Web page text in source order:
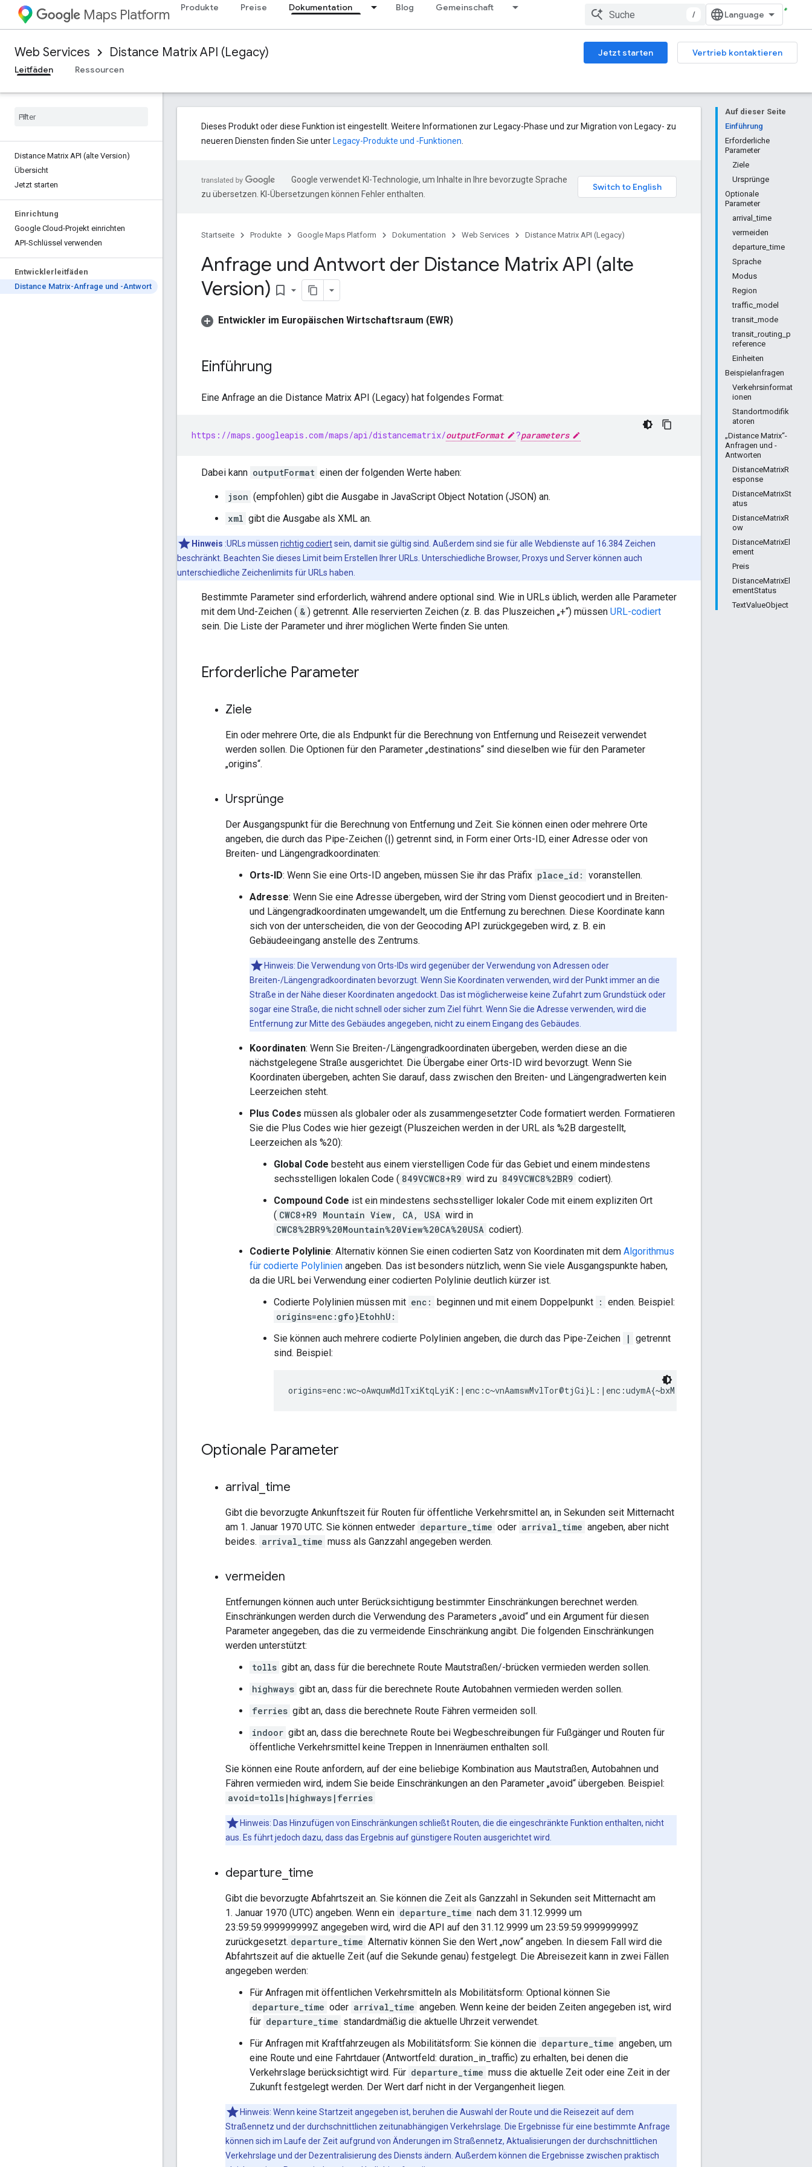
Maps Platform Produkte Preise Dokumentation Blog Gemeinschaft
/
Web Services Distance Matrix API (Legacy) Jetzt starten
Vertrieb kontaktieren
Leitfäden
Ressourcen
Distance Matrix API (alte Version)
Übersicht
Jetzt starten
Einrichtung
Google Cloud-Projekt einrichten
API-Schlüssel verwenden
Entwicklerleitfäden
Distance Matrix-Anfrage und -Antwort
Auf dieser Seite
Einführung
Erforderliche
Parameter
Ziele
Ursprünge
Optionale
Parameter
arrival_time
vermeiden
departure_time
Sprache
Modus
Region
traffic_model
transit_mode
transit_routing_p
reference
Einheiten
Beispielanfragen
Verkehrsinformat
ionen
Standortmodifik
atoren
„Distance Matrix“-
Anfragen und -
Antworten
DistanceMatrixR
esponse
DistanceMatrixSt
atus
DistanceMatrixR
ow
DistanceMatrixEl
ement
Preis
DistanceMatrixEl
ementStatus
TextValueObject
Dieses Produkt oder diese Funktion ist eingestellt. Weitere Informationen zur Legacy-Phase und zur Migration von Legacy- zu
neueren Diensten finden Sie unter Legacy-Produkte und ‑Funktionen
Google verwendet KI-Technologie, um Inhalte in Ihre bevorzugte Sprache
zu übersetzen. KI-Übersetzungen können Fehler enthalten.
Startseite Produkte Google Maps Platform Dokumentation Web Services Distance Matrix API (Legacy)
Anfrage und Antwort der Distance Matrix API (alte
Version) bookmark_border
Entwickler im Europäischen Wirtschaftsraum (EWR)
Einführung
Eine Anfrage an die Distance Matrix API (Legacy) hat folgendes Format:
https://maps.googleapis.com/maps/api/distancematrix/outputFormat ?parameters
Dabei kann outputFormat einen der folgenden Werte haben:
json (empfohlen) gibt die Ausgabe in JavaScript Object Notation (JSON) an.
xml gibt die Ausgabe als XML an.
Hinweis :URLs müssen richtig codiertsein, damit sie gültig sind. Außerdem sind sie für alle Webdienste auf 16.384 Zeichen
beschränkt. Beachten Sie dieses Limit beim Erstellen Ihrer URLs. Unterschiedliche Browser, Proxys und Server können auch
unterschiedliche Zeichenlimits für URLs haben.
Bestimmte Parameter sind erforderlich, während andere optional sind. Wie in URLs üblich, werden alle Parameter
mit dem Und-Zeichen ( & ) getrennt. Alle reservierten Zeichen (z. B. das Pluszeichen „+“) müssen URL-codiert
sein. Die Liste der Parameter und ihrer möglichen Werte finden Sie unten.
Erforderliche Parameter
Ziele
Ein oder mehrere Orte, die als Endpunkt für die Berechnung von Entfernung und Reisezeit verwendet
werden sollen. Die Optionen für den Parameter „destinations“ sind dieselben wie für den Parameter
„origins“.
Ursprünge
Der Ausgangspunkt für die Berechnung von Entfernung und Zeit. Sie können einen oder mehrere Orte
angeben, die durch das Pipe-Zeichen (|) getrennt sind, in Form einer Orts-ID, einer Adresse oder von
Breiten- und Längengradkoordinaten:
Orts-ID: Wenn Sie eine Orts-ID angeben, müssen Sie ihr das Präfix place_id: voranstellen.
Adresse: Wenn Sie eine Adresse übergeben, wird der String vom Dienst geocodiert und in Breiten-
und Längengradkoordinaten umgewandelt, um die Entfernung zu berechnen. Diese Koordinate kann
sich von der unterscheiden, die von der Geocoding API zurückgegeben wird, z. B. ein
Gebäudeeingang anstelle des Zentrums.
Hinweis: Die Verwendung von Orts-IDs wird gegenüber der Verwendung von Adressen oder
Breiten-/Längengradkoordinaten bevorzugt. Wenn Sie Koordinaten verwenden, wird der Punkt immer an die
Straße in der Nähe dieser Koordinaten angedockt. Das ist möglicherweise keine Zufahrt zum Grundstück oder
sogar eine Straße, die nicht schnell oder sicher zum Ziel führt. Wenn Sie die Adresse verwenden, wird die
Entfernung zur Mitte des Gebäudes angegeben, nicht zu einem Eingang des Gebäudes.
Koordinaten: Wenn Sie Breiten-/Längengradkoordinaten übergeben, werden diese an die
nächstgelegene Straße ausgerichtet. Die Übergabe einer Orts-ID wird bevorzugt. Wenn Sie
Koordinaten übergeben, achten Sie darauf, dass zwischen den Breiten- und Längengradwerten kein
Leerzeichen steht.
Plus Codes müssen als globaler oder als zusammengesetzter Code formatiert werden. Formatieren
Sie die Plus Codes wie hier gezeigt (Pluszeichen werden in der URL als %2B dargestellt,
Leerzeichen als %20):
Global Code besteht aus einem vierstelligen Code für das Gebiet und einem mindestens
sechsstelligen lokalen Code ( 849VCWC8+R9 wird zu 849VCWC8%2BR9 codiert).
Compound Code ist ein mindestens sechsstelliger lokaler Code mit einem expliziten Ort
( CWC8+R9 Mountain View, CA, USA wird in
CWC8%2BR9%20Mountain%20View%20CA%20USA codiert).
Codierte Polylinie: Alternativ können Sie einen codierten Satz von Koordinaten mit dem Algorithmus
für codierte Polylinien angeben. Das ist besonders nützlich, wenn Sie viele Ausgangspunkte haben,
da die URL bei Verwendung einer codierten Polylinie deutlich kürzer ist.
Codierte Polylinien müssen mit enc: beginnen und mit einem Doppelpunkt : enden. Beispiel:
origins=enc:gfo}EtohhU:
Sie können auch mehrere codierte Polylinien angeben, die durch das Pipe-Zeichen
| getrennt
sind. Beispiel:
Optionale Parameter
arrival time
Gibt die bevorzugte Ankunftszeit für Routen für öffentliche Verkehrsmittel an, in Sekunden seit Mitternacht
am 1. Januar 1970 UTC. Sie können entweder departure_time oder arrival_time angeben, aber nicht
beides. arrival_time muss als Ganzzahl angegeben werden.
vermeiden
Entfernungen können auch unter Berücksichtigung bestimmter Einschränkungen berechnet werden.
Einschränkungen werden durch die Verwendung des Parameters „avoid“ und ein Argument für diesen
Parameter angegeben, das die zu vermeidende Einschränkung angibt. Die folgenden Einschränkungen
werden unterstützt:
tolls gibt an, dass für die berechnete Route Mautstraßen/-brücken vermieden werden sollen.
highways gibt an, dass für die berechnete Route Autobahnen vermieden werden sollen.
ferries gibt an, dass die berechnete Route Fähren vermeiden soll.
indoor gibt an, dass die berechnete Route bei Wegbeschreibungen für Fußgänger und Routen für
öffentliche Verkehrsmittel keine Treppen in Innenräumen enthalten soll.
Sie können eine Route anfordern, auf der eine beliebige Kombination aus Mautstraßen, Autobahnen und
Fähren vermieden wird, indem Sie beide Einschränkungen an den Parameter „avoid“ übergeben. Beispiel:
avoid=tolls|highways|ferries
Hinweis: Das Hinzufügen von Einschränkungen schließt Routen, die die eingeschränkte Funktion enthalten, nicht
aus. Es führt jedoch dazu, dass das Ergebnis auf günstigere Routen ausgerichtet wird.
departure time
Gibt die bevorzugte Abfahrtszeit an. Sie können die Zeit als Ganzzahl in Sekunden seit Mitternacht am
1. Januar 1970 (UTC) angeben. Wenn ein departure_time nach dem 31.12.9999 um
23:59:59.999999999Z angegeben wird, wird die API auf den 31.12.9999 um 23:59:59.999999999Z
zurückgesetzt. departure_time Alternativ können Sie den Wert „now“ angeben. In diesem Fall wird die
Abfahrtszeit auf die aktuelle Zeit (auf die Sekunde genau) festgelegt. Die Abreisezeit kann in zwei Fällen
angegeben werden:
Für Anfragen mit öffentlichen Verkehrsmitteln als Mobilitätsform: Optional können Sie
departure_time oder arrival_time angeben. Wenn keine der beiden Zeiten angegeben ist, wird
für departure_time standardmäßig die aktuelle Uhrzeit verwendet.
Für Anfragen mit Kraftfahrzeugen als Mobilitätsform: Sie können die departure_time angeben, um
eine Route und eine Fahrtdauer (Antwortfeld: duration_in_traffic) zu erhalten, bei denen die
Verkehrslage berücksichtigt wird. Für departure_time muss die aktuelle Zeit oder eine Zeit in der
Zukunft festgelegt werden. Der Wert darf nicht in der Vergangenheit liegen.
Hinweis: Wenn keine Startzeit angegeben ist, beruhen die Auswahl der Route und die Reisezeit auf dem
Straßennetz und der durchschnittlichen zeitunabhängigen Verkehrslage. Die Ergebnisse für eine bestimmte Anfrage
können sich im Laufe der Zeit aufgrund von Änderungen im Straßennetz, Aktualisierungen der durchschnittlichen
Verkehrslage und der Dezentralisierung des Diensts ändern. Außerdem können die Ergebnisse zwischen praktisch